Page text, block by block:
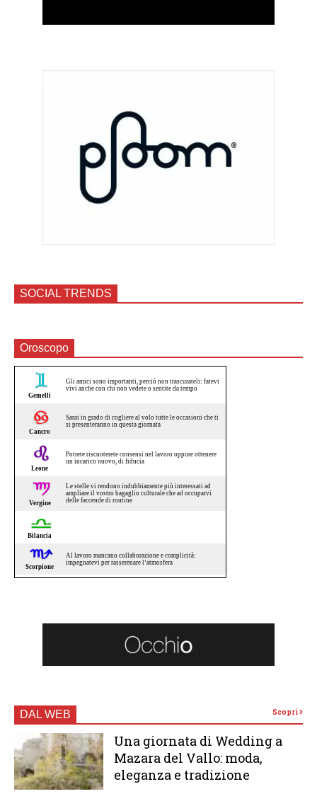
SOCIAL TRENDS
Oroscopo
DAL WEB Scopri
Una giornata di Wedding a
Mazara del Vallo: moda,
eleganza e tradizione